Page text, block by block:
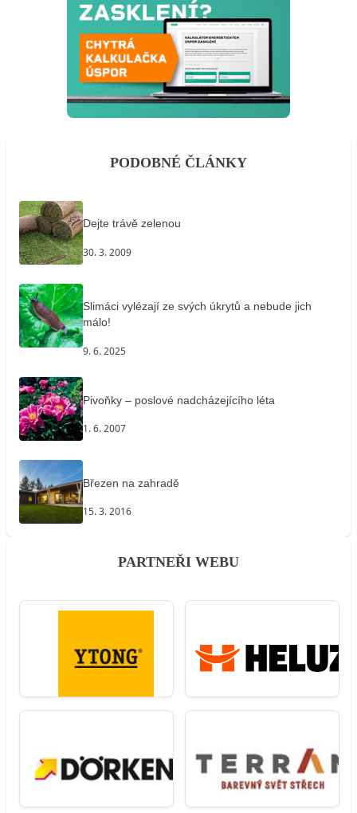
PODOBNÉ ČLÁNKY
Dejte trávě zelenou
30. 3. 2009
Slimáci vylézají ze svých úkrytů a nebude jich
málo!
9. 6. 2025
Pivoňky – poslové nadcházejícího léta
1. 6. 2007
Březen na zahradě
15. 3. 2016
PARTNEŘI WEBU